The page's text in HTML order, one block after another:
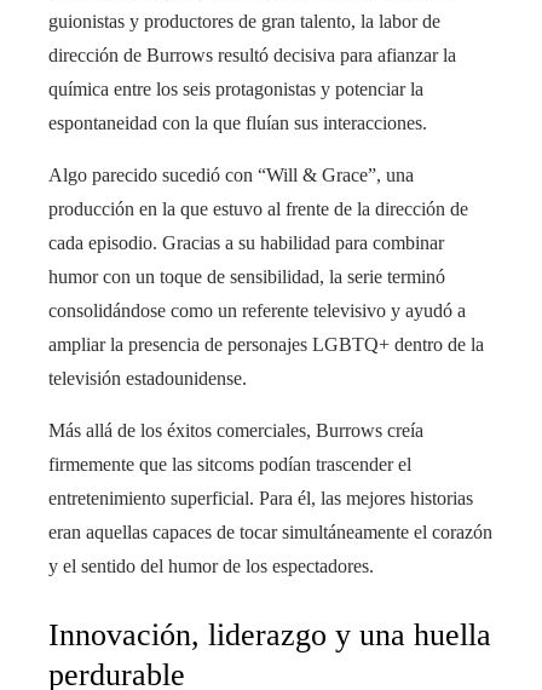
guionistas y productores de gran talento, la labor de
dirección de Burrows resultó decisiva para afianzar la
química entre los seis protagonistas y potenciar la
espontaneidad con la que fluían sus interacciones.
Algo parecido sucedió con “Will & Grace”, una
producción en la que estuvo al frente de la dirección de
cada episodio. Gracias a su habilidad para combinar
humor con un toque de sensibilidad, la serie terminó
consolidándose como un referente televisivo y ayudó a
ampliar la presencia de personajes LGBTQ+ dentro de la
televisión estadounidense.
Más allá de los éxitos comerciales, Burrows creía
firmemente que las sitcoms podían trascender el
entretenimiento superficial. Para él, las mejores historias
eran aquellas capaces de tocar simultáneamente el corazón
y el sentido del humor de los espectadores.
Innovación, liderazgo y una huella
perdurable